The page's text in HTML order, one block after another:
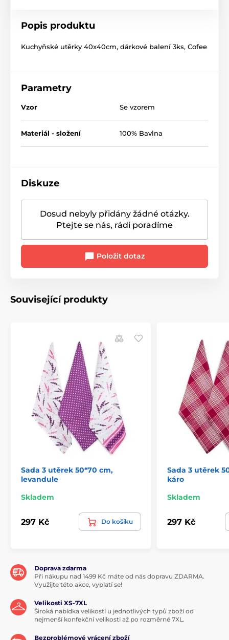
Popis produktu
Kuchyňské utěrky 40x40cm, dárkové balení 3ks, Cofee
Parametry
Vzor Se vzorem
Materiál - složení 100% Bavlna
Diskuze
Dosud nebyly přidány žádné otázky.
Ptejte se nás, rádi poradíme
Položit dotaz
Související produkty
Sada 3 utěrek 50*70 cm,
levandule
Skladem
297 Kč Do košíku
Sada 3 utěrek
káro
Skladem
297 Kč
Doprava zdarma
Při nákupu nad 1499 Kč máte od nás dopravu ZDARMA.
Využijte této akce, vyplatí se!
Velikosti XS-7XL
Široká nabídka velikostí u jednotlivých typů zboží od
nejmenší konfekční velikosti až po rozměrné 7XL.
Bezproblémové vrácení zboží